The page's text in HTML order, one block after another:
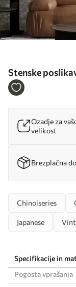
Stenske
slogu starega
Ozadje za
velikost
Brezplačna
Chinoiseries
Japanese
Specifikacije in
Pogosta vprašanja